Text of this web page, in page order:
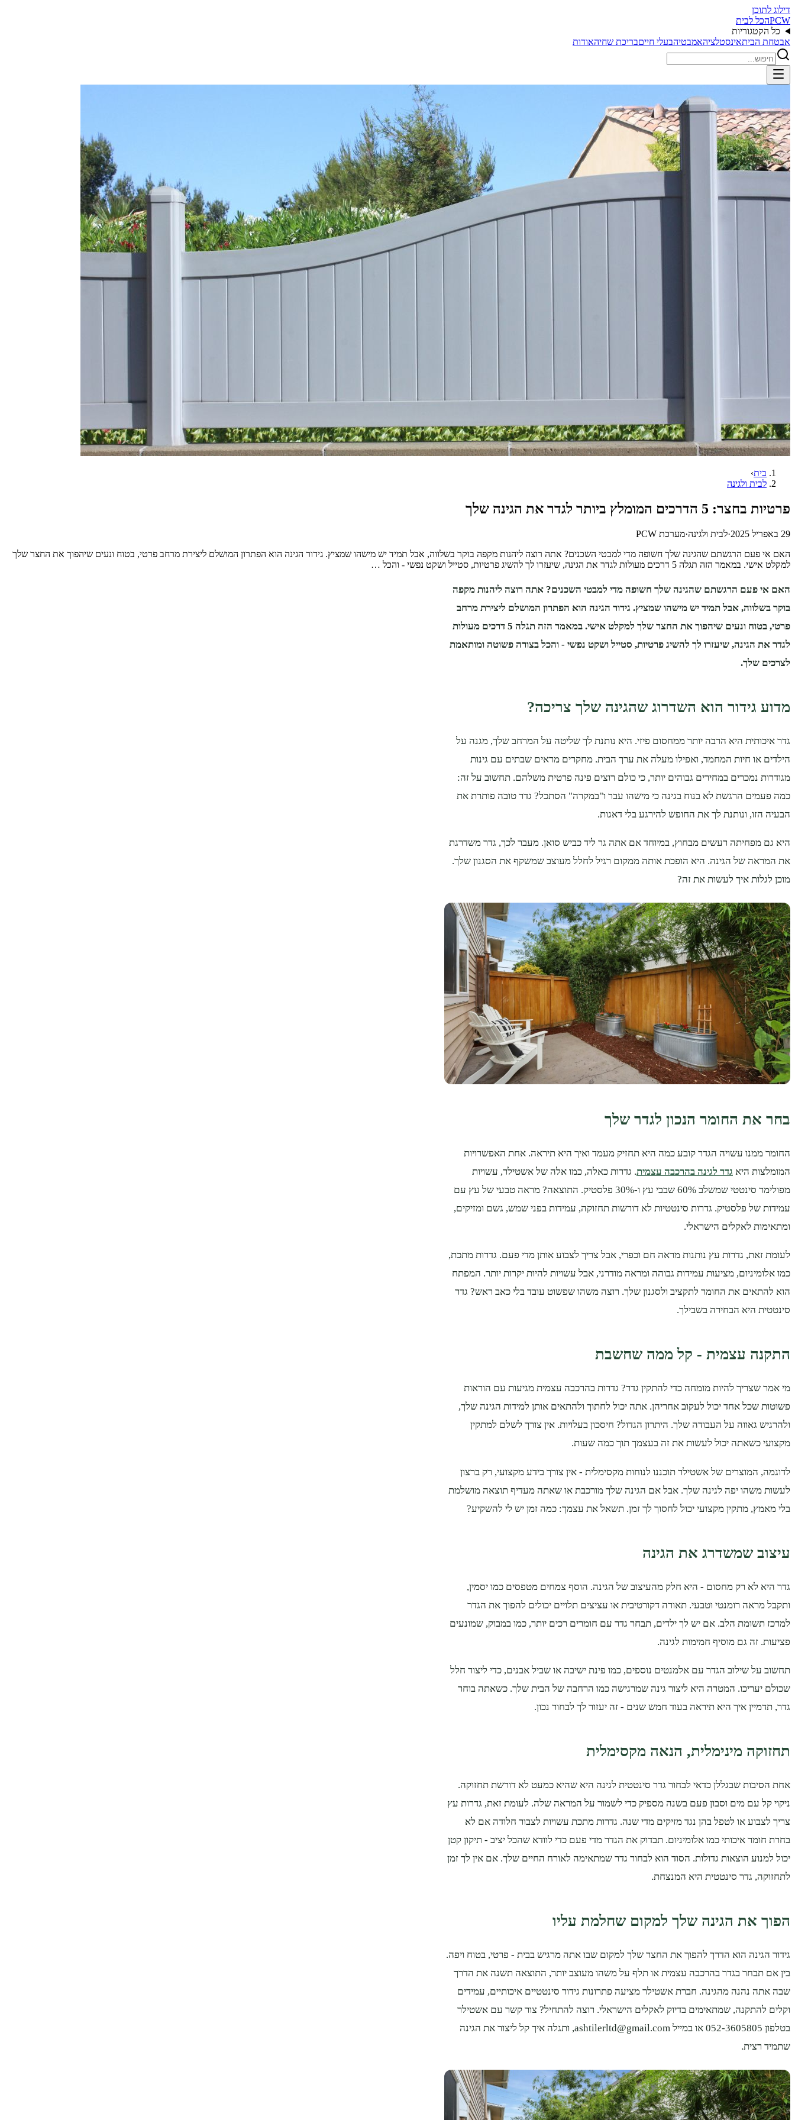
דילוג לתוכן
PCWהכל לבית
כל הקטגוריות
אבטחת הביתאינסטלציהאמבטיהבעלי חייםבריכת שחיהאודות
בית›
לבית ולגינה
פרטיות בחצר: 5 הדרכים המומלץ ביותר לגדר את הגינה שלך
29 באפריל 2025 ·לבית ולגינה·מערכת PCW
האם אי פעם הרגשתם שהגינה שלך חשופה מדי למבטי השכנים? אתה רוצה ליהנות מקפה בוקר בשלווה, אבל תמיד יש מישהו שמציץ. גידור הגינה הוא הפתרון המושלם ליצירת מרחב פרטי, בטוח ונעים שיהפוך את החצר שלך
למקלט אישי. במאמר הזה תגלה 5 דרכים מעולות לגדר את הגינה, שיעזרו לך להשיג פרטיות, סטייל ושקט נפשי - והכל …
האם אי פעם הרגשתם שהגינה שלך חשופה מדי למבטי השכנים? אתה רוצה ליהנות מקפה
בוקר בשלווה, אבל תמיד יש מישהו שמציץ. גידור הגינה הוא הפתרון המושלם ליצירת מרחב
פרטי, בטוח ונעים שיהפוך את החצר שלך למקלט אישי. במאמר הזה תגלה 5 דרכים מעולות
לגדר את הגינה, שיעזרו לך להשיג פרטיות, סטייל ושקט נפשי - והכל בצורה פשוטה ומותאמת
לצרכים שלך.
מדוע גידור הוא השדרוג שהגינה שלך צריכה?
גדר איכותית היא הרבה יותר ממחסום פיזי. היא נותנת לך שליטה על המרחב שלך, מגנה על
הילדים או חיות המחמד, ואפילו מעלה את ערך הבית. מחקרים מראים שבתים עם גינות
מגודרות נמכרים במחירים גבוהים יותר, כי כולם רוצים פינה פרטית משלהם. תחשוב על זה:
כמה פעמים הרגשת לא בנוח בגינה כי מישהו עבר ו"במקרה" הסתכל? גדר טובה פותרת את
הבעיה הזו, ונותנת לך את החופש להירגע בלי דאגות.
היא גם מפחיתה רעשים מבחוץ, במיוחד אם אתה גר ליד כביש סואן. מעבר לכך, גדר משדרגת
את המראה של הגינה. היא הופכת אותה ממקום רגיל לחלל מעוצב שמשקף את הסגנון שלך.
מוכן לגלות איך לעשות את זה?
בחר את החומר הנכון לגדר שלך
החומר ממנו עשויה הגדר קובע כמה היא תחזיק מעמד ואיך היא תיראה. אחת האפשרויות
המומלצות היא גדר לגינה בהרכבה עצמית. גדרות כאלה, כמו אלה של אשטילר, עשויות
מפולימר סינטטי שמשלב 60% שבבי עץ ו-30% פלסטיק. התוצאה? מראה טבעי של עץ עם
עמידות של פלסטיק. גדרות סינטטיות לא דורשות תחזוקה, עמידות בפני שמש, גשם ומזיקים,
ומתאימות לאקלים הישראלי.
לעומת זאת, גדרות עץ נותנות מראה חם וכפרי, אבל צריך לצבוע אותן מדי פעם. גדרות מתכת,
כמו אלומיניום, מציעות עמידות גבוהה ומראה מודרני, אבל עשויות להיות יקרות יותר. המפתח
הוא להתאים את החומר לתקציב ולסגנון שלך. רוצה משהו שפשוט עובד בלי כאב ראש? גדר
סינטטית היא הבחירה בשבילך.
התקנה עצמית - קל ממה שחשבת
מי אמר שצריך להיות מומחה כדי להתקין גדר? גדרות בהרכבה עצמית מגיעות עם הוראות
פשוטות שכל אחד יכול לעקוב אחריהן. אתה יכול לחתוך ולהתאים אותן למידות הגינה שלך,
ולהרגיש גאווה על העבודה שלך. היתרון הגדול? חיסכון בעלויות. אין צורך לשלם למתקין
מקצועי כשאתה יכול לעשות את זה בעצמך תוך כמה שעות.
לדוגמה, המוצרים של אשטילר תוכננו לנוחות מקסימלית - אין צורך בידע מקצועי, רק ברצון
לעשות משהו יפה לגינה שלך. אבל אם הגינה שלך מורכבת או שאתה מעדיף תוצאה מושלמת
בלי מאמץ, מתקין מקצועי יכול לחסוך לך זמן. תשאל את עצמך: כמה זמן יש לי להשקיע?
עיצוב שמשדרג את הגינה
גדר היא לא רק מחסום - היא חלק מהעיצוב של הגינה. הוסף צמחים מטפסים כמו יסמין,
ותקבל מראה רומנטי וטבעי. תאורה דקורטיבית או עציצים תלויים יכולים להפוך את הגדר
למרכז תשומת הלב. אם יש לך ילדים, תבחר גדר עם חומרים רכים יותר, כמו במבוק, שמונעים
פציעות. זה גם מוסיף חמימות לגינה.
תחשוב על שילוב הגדר עם אלמנטים נוספים, כמו פינת ישיבה או שביל אבנים, כדי ליצור חלל
שכולם יעריכו. המטרה היא ליצור גינה שמרגישה כמו הרחבה של הבית שלך. כשאתה בוחר
גדר, תדמיין איך היא תיראה בעוד חמש שנים - זה יעזור לך לבחור נכון.
תחזוקה מינימלית, הנאה מקסימלית
אחת הסיבות שבגללן כדאי לבחור גדר סינטטית לגינה היא שהיא כמעט לא דורשת תחזוקה.
ניקוי קל עם מים וסבון פעם בשנה מספיק כדי לשמור על המראה שלה. לעומת זאת, גדרות עץ
צריך לצבוע או לטפל בהן נגד מזיקים מדי שנה. גדרות מתכת עשויות לצבור חלודה אם לא
בחרת חומר איכותי כמו אלומיניום. תבדוק את הגדר מדי פעם כדי לוודא שהכל יציב - תיקון קטן
יכול למנוע הוצאות גדולות. הסוד הוא לבחור גדר שמתאימה לאורח החיים שלך. אם אין לך זמן
לתחזוקה, גדר סינטטית היא המנצחת.
הפוך את הגינה שלך למקום שחלמת עליו
גידור הגינה הוא הדרך להפוך את החצר שלך למקום שבו אתה מרגיש בבית - פרטי, בטוח ויפה.
בין אם תבחר בגדר בהרכבה עצמית או תלף על משהו מעוצב יותר, התוצאה תשנה את הדרך
שבה אתה נהנה מהגינה. חברת אשטילר מציעה פתרונות גידור סינטטיים איכותיים, עמידים
וקלים להתקנה, שמתאימים בדיוק לאקלים הישראלי. רוצה להתחיל? צור קשר עם אשטילר
בטלפון 052-3605805 או במייל ashtilerltd@gmail.com, ותגלה איך קל ליצור את הגינה
שתמיד רצית.